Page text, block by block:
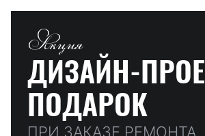
Акция
ДИЗАЙН-
ПОДАРОК
ПРИ ЗАКАЗЕ РЕМОНТА